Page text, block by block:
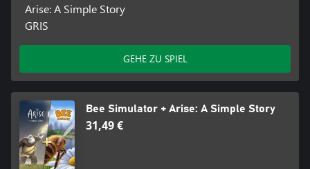
Arise: A Simple Story
GRIS
GEHE ZU SPIEL
Bee Simulator + Arise: A Simple Story
31,49 €